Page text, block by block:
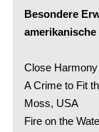
Besondere
Close
A Crime to Fit
Moss, USA
Fire on the